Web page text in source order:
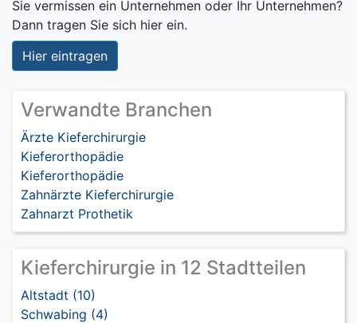
Sie vermissen ein Unternehmen oder Ihr Unternehmen?
Dann tragen Sie sich hier ein.
Hier eintragen
Verwandte Branchen
Ärzte Kieferchirurgie
Kieferorthopädie
Kieferorthopädie
Zahnärzte Kieferchirurgie
Zahnarzt Prothetik
Kieferchirurgie in 12 Stadtteilen
Altstadt (10)
Schwabing (4)